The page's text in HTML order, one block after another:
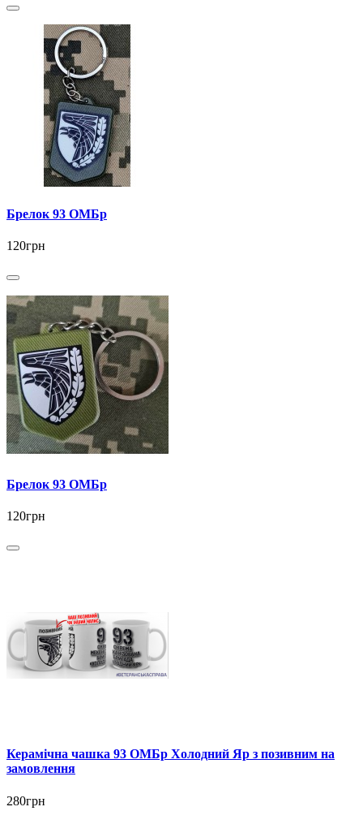
Брелок 93 ОМБр
120грн
Брелок 93 ОМБр
120грн
Керамічна чашка 93 ОМБр Холодний Яр з позивним на
замовлення
280грн